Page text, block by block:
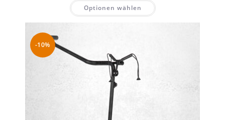
Optionen wählen
-10%